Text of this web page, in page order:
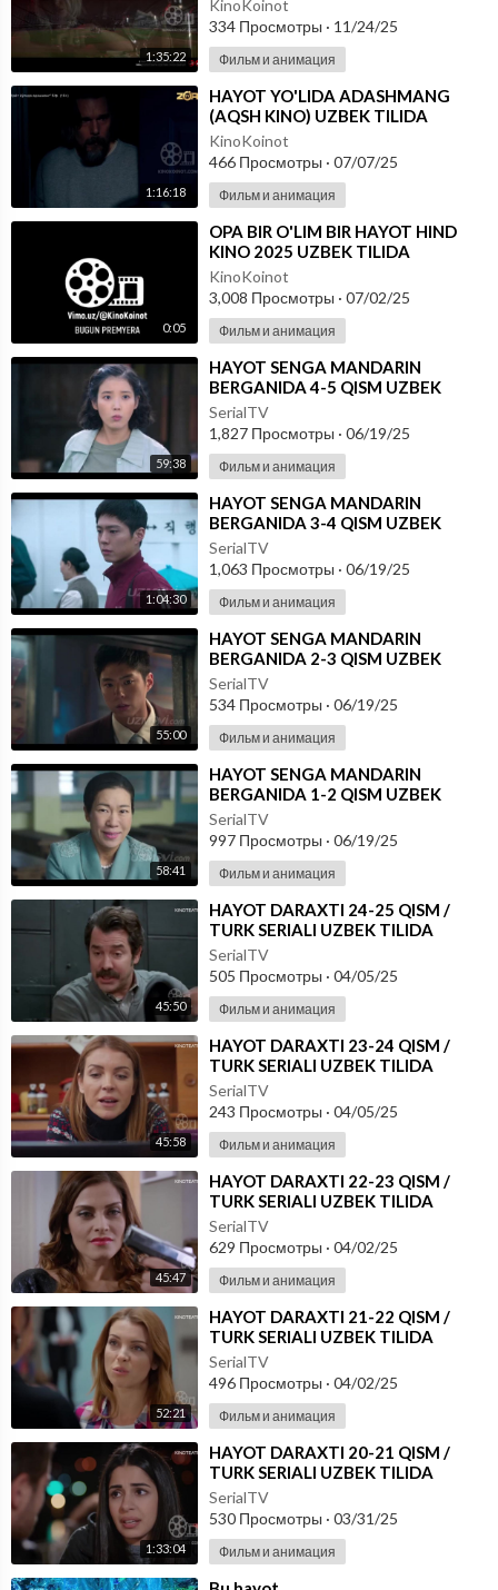
1:35:22
KinoKoinot
334 Просмотры · 11/24/25
Фильм и анимация
1:16:18
⁣HAYOT YO'LIDA ADASHMANG
(AQSH KINO) UZBEK TILIDA
KinoKoinot
466 Просмотры · 07/07/25
Фильм и анимация
0:05
⁣OPA BIR O'LIM BIR HAYOT HIND
KINO 2025 UZBEK TILIDA
KinoKoinot
3,008 Просмотры · 07/02/25
Фильм и анимация
59:38
⁣HAYOT SENGA MANDARIN
BERGANIDA 4-5 QISM UZBEK
TILIDA - SKACHAT
SerialTV
1,827 Просмотры · 06/19/25
Фильм и анимация
1:04:30
⁣HAYOT SENGA MANDARIN
BERGANIDA 3-4 QISM UZBEK
TILIDA - SKACHAT
SerialTV
1,063 Просмотры · 06/19/25
Фильм и анимация
55:00
⁣HAYOT SENGA MANDARIN
BERGANIDA 2-3 QISM UZBEK
TILIDA
SerialTV
534 Просмотры · 06/19/25
Фильм и анимация
58:41
⁣HAYOT SENGA MANDARIN
BERGANIDA 1-2 QISM UZBEK
TILIDA
SerialTV
997 Просмотры · 06/19/25
Фильм и анимация
45:50
⁣HAYOT DARAXTI 24-25 QISM /
TURK SERIALI UZBEK TILIDA
SerialTV
505 Просмотры · 04/05/25
Фильм и анимация
45:58
⁣HAYOT DARAXTI 23-24 QISM /
TURK SERIALI UZBEK TILIDA
SerialTV
243 Просмотры · 04/05/25
Фильм и анимация
45:47
⁣HAYOT DARAXTI 22-23 QISM /
TURK SERIALI UZBEK TILIDA
SerialTV
629 Просмотры · 04/02/25
Фильм и анимация
52:21
⁣HAYOT DARAXTI 21-22 QISM /
TURK SERIALI UZBEK TILIDA
SerialTV
496 Просмотры · 04/02/25
Фильм и анимация
1:33:04
⁣HAYOT DARAXTI 20-21 QISM /
TURK SERIALI UZBEK TILIDA
SerialTV
530 Просмотры · 03/31/25
Фильм и анимация